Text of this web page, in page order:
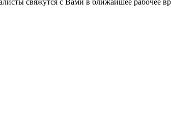
свяжутся с Вами в ближайшее рабочее